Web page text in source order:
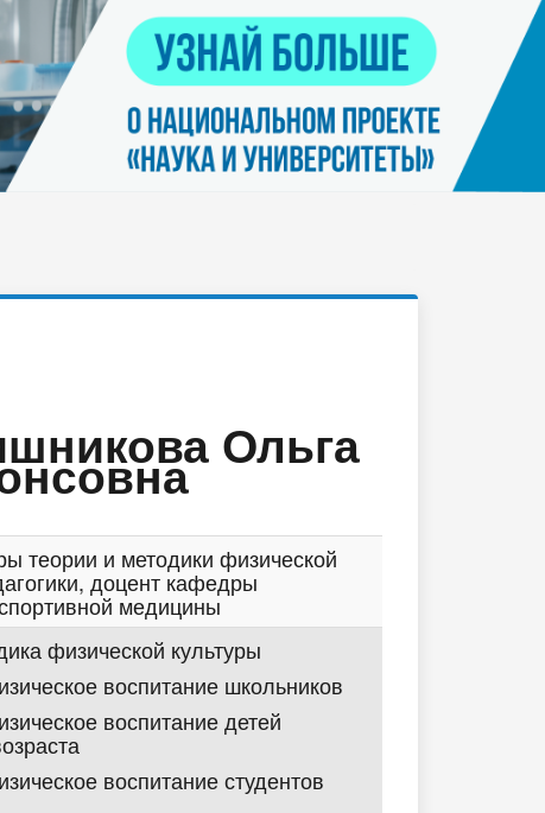
Контакты
Нацпроект "Наука и университеты"
Ольга
теории и методики физической
доцент кафедры
медицины
физической культуры
воспитание школьников
воспитание детей
воспитание студентов